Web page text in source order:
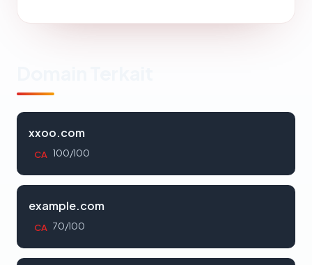
xxoo.com
CA 100/100
example.com
CA 70/100